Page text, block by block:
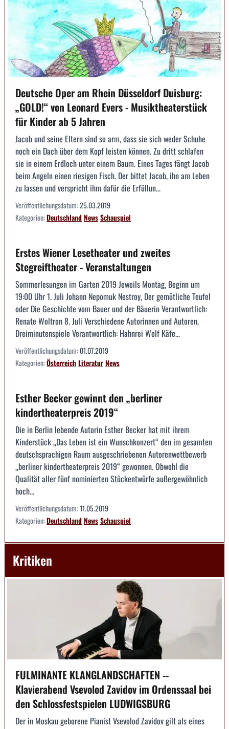
Deutsche Oper am Rhein Düsseldorf Duisburg:
„GOLD!“ von Leonard Evers - Musiktheaterstück
für Kinder ab 5 Jahren
Jacob und seine Eltern sind so arm, dass sie sich weder Schuhe
noch ein Dach über dem Kopf leisten können. Zu dritt schlafen
sie in einem Erdloch unter einem Baum. Eines Tages fängt Jacob
beim Angeln einen riesigen Fisch. Der bittet Jacob, ihn am Leben
zu lassen und verspricht ihm dafür die Erfüllun...
Veröffentlichungsdatum:25.03.2019
Kategorien:DeutschlandNewsSchauspiel
Erstes Wiener Lesetheater und zweites
Stegreiftheater - Veranstaltungen
Sommerlesungen im Garten 2019 Jeweils Montag, Beginn um
19:00 Uhr 1. Juli Johann Nepomuk Nestroy, Der gemütliche Teufel
oder Die Geschichte vom Bauer und der Bäuerin Verantwortlich:
Renate Woltron 8. Juli Verschiedene Autorinnen und Autoren,
Dreiminutenspiele Verantwortlich: Hahnrei Wolf Käfe...
Veröffentlichungsdatum:01.07.2019
Kategorien:ÖsterreichLiteraturNews
Esther Becker gewinnt den „berliner
kindertheaterpreis 2019“
Die in Berlin lebende Autorin Esther Becker hat mit ihrem
Kinderstück „Das Leben ist ein Wunschkonzert“ den im gesamten
deutschsprachigen Raum ausgeschriebenen Autorenwettbewerb
„berliner kindertheaterpreis 2019“ gewonnen. Obwohl die
Qualität aller fünf nominierten Stückentwürfe außergewöhnlich
hoch...
Veröffentlichungsdatum:11.05.2019
Kategorien:DeutschlandNewsSchauspiel
Kritiken
FULMINANTE KLANGLANDSCHAFTEN --
Klavierabend Vsevolod Zavidov im Ordenssaal bei
den Schlossfestspielen LUDWIGSBURG
Der in Moskau geborene Pianist Vsevolod Zavidov gilt als eines